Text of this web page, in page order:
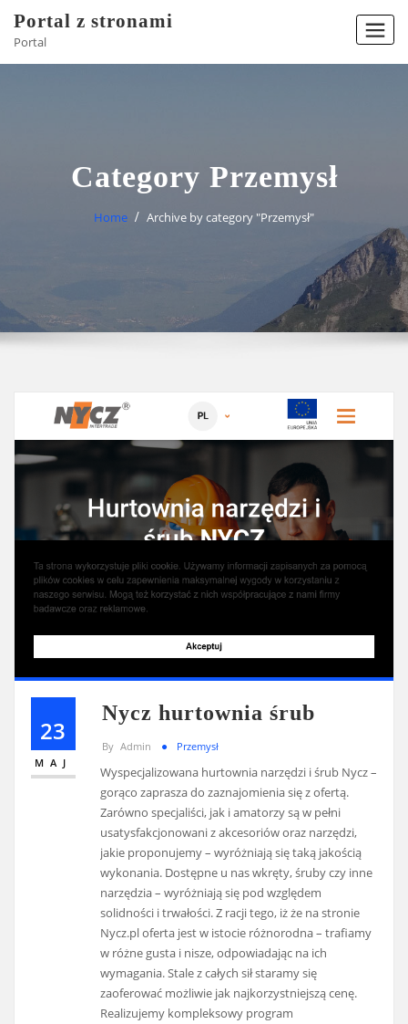
content
Portal z stronami
Portal
Category Przemysł
Home Archive by category "Przemysł"
23
MAJ
Nycz hurtownia śrub
By Admin Przemysł
Wyspecjalizowana hurtownia narzędzi i śrub Nycz –
gorąco zaprasza do zaznajomienia się z ofertą.
Zarówno specjaliści, jak i amatorzy są w pełni
usatysfakcjonowani z akcesoriów oraz narzędzi,
jakie proponujemy – wyróżniają się taką jakością
wykonania. Dostępne u nas wkręty, śruby czy inne
narzędzia – wyróżniają się pod względem
solidności i trwałości. Z racji tego, iż że na stronie
Nycz.pl oferta jest w istocie różnorodna – trafiamy
w różne gusta i nisze, odpowiadając na ich
wymagania. Stale z całych sił staramy się
zaoferować możliwie jak najkorzystniejszą cenę.
Realizujemy kompleksowy program